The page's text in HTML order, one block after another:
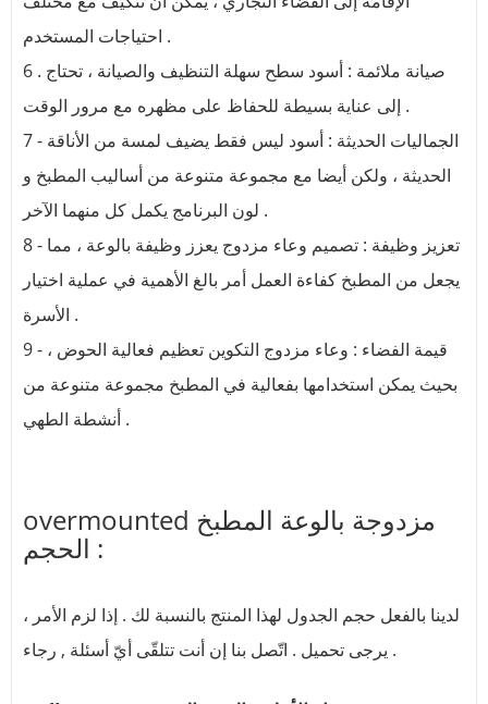
احتياجات المستخدم .
6 . صيانة ملائمة : أسود سطح سهلة التنظيف والصيانة ، تحتاج
إلى عناية بسيطة للحفاظ على مظهره مع مرور الوقت .
7 - الجماليات الحديثة : أسود ليس فقط يضيف لمسة من الأناقة
الحديثة ، ولكن أيضا مع مجموعة متنوعة من أساليب المطبخ و
لون البرنامج يكمل كل منهما الآخر .
8 - تعزيز وظيفة : تصميم وعاء مزدوج يعزز وظيفة بالوعة ، مما
يجعل من المطبخ كفاءة العمل أمر بالغ الأهمية في عملية اختيار
الأسرة .
9 - قيمة الفضاء : وعاء مزدوج التكوين تعظيم فعالية الحوض ،
بحيث يمكن استخدامها بفعالية في المطبخ مجموعة متنوعة من
أنشطة الطهي .
overmounted مزدوجة بالوعة المطبخ
الحجم :
لدينا بالفعل حجم الجدول لهذا المنتج بالنسبة لك . إذا لزم الأمر ،
يرجى تحميل . اتّصل بنا إن أنت تتلقّى أيّ أسئلة , رجاء .